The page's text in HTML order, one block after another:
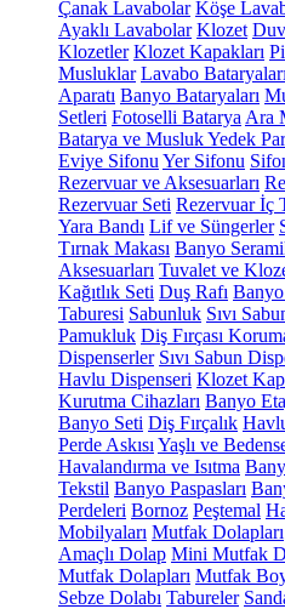
Çanak Lavabolar Köşe
Ayaklı Lavabolar Klozet
Klozetler Klozet Kapakları
Musluklar Lavabo Bataryaları
Aparatı Banyo Bataryaları
Setleri Fotoselli Batarya Ara
Batarya ve Musluk Yedek
Eviye Sifonu Yer Sifonu
Rezervuar ve Aksesuarları
Rezervuar Seti Rezervuar İç
Yara Bandı Lif ve Süngerler
Tırnak Makası Banyo
Aksesuarları Tuvalet ve
Kağıtlık Seti Duş Rafı Banyo
Taburesi Sabunluk Sıvı
Pamukluk Diş Fırçası
Dispenserler Sıvı Sabun
Havlu Dispenseri Klozet
Kurutma Cihazları Banyo
Banyo Seti Diş Fırçalık
Perde Askısı Yaşlı ve
Havalandırma ve Isıtma
Tekstil Banyo Paspasları
Perdeleri Bornoz Peştemal
Mobilyaları Mutfak Dolapları
Amaçlı Dolap Mini Mutfak
Mutfak Dolapları Mutfak
Sebze Dolabı Tabureler